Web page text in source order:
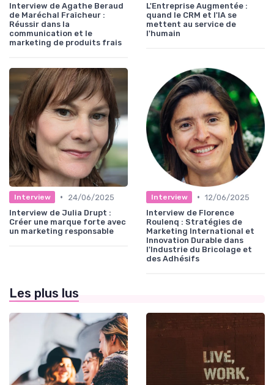
Interview de Agathe Beraud
de Maréchal Fraîcheur :
Réussir dans la
communication et le
marketing de produits frais
L'Entreprise Augmentée :
quand le CRM et l'IA se
mettent au service de
l'humain
Interview •
24/06/2025
Interview de Julia Drupt :
Créer une marque forte avec
un marketing responsable
Interview • 12/06/2025
Interview de Florence
Roulenq : Stratégies de
Marketing International et
Innovation Durable dans
l'Industrie du Bricolage et
des Adhésifs
Les plus lus